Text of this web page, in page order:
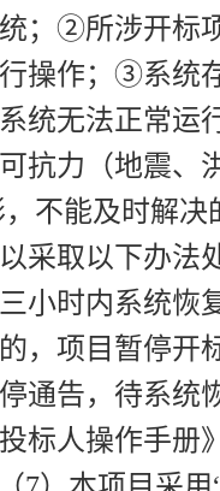
；②所涉开标
操作；③系统
统无法正常
抗力（地震、
不能及时解
采取以下办法
小时内系统恢
，项目暂停开
通告，待系统
标人操作手册